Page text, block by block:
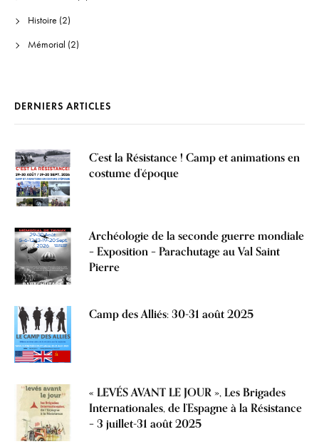
Histoire (2)
Mémorial (2)
DERNIERS ARTICLES
C’est la Résistance ! Camp et animations en
costume d’époque
Archéologie de la seconde guerre mondiale
– Exposition – Parachutage au Val Saint
Pierre
Camp des Alliés: 30-31 août 2025
« LEVÉS AVANT LE JOUR », Les Brigades
Internationales, de l’Espagne à la Résistance
– 3 juillet-31 août 2025